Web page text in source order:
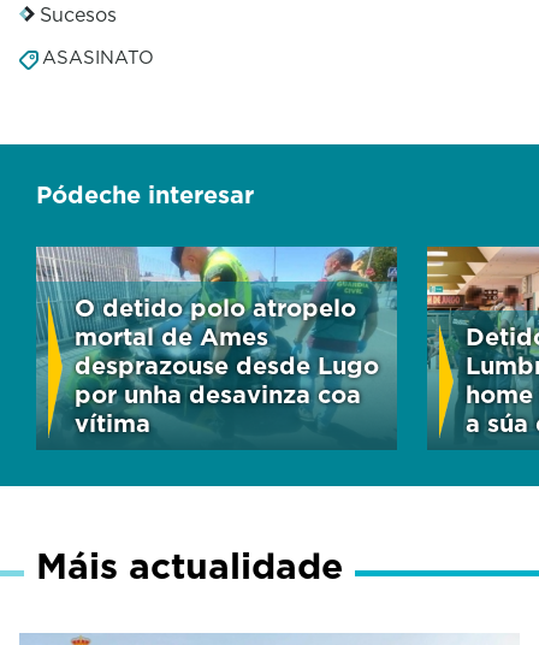
Sucesos
ASASINATO
Pódeche interesar
O detido polo atropelo
mortal de Ames
desprazouse desde Lugo
por unha desavinza coa
vítima
a súa
Máis actualidade